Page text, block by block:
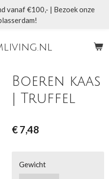
vanaf €100,- | Bezoek onze
Boeren kaas
| Truffel
€ 7,48
Gewicht